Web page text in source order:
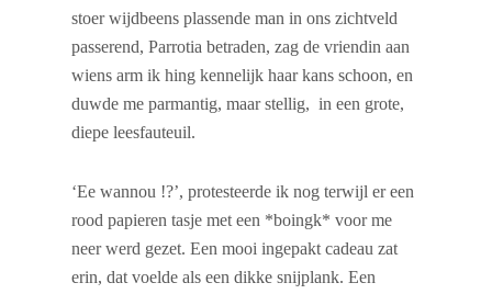
stoer wijdbeens plassende man in ons zichtveld
passerend, Parrotia betraden, zag de vriendin aan
wiens arm ik hing kennelijk haar kans schoon, en
duwde me parmantig, maar stellig, in een grote,
diepe leesfauteuil.
‘Ee wannou !?’, protesteerde ik nog terwijl er een
rood papieren tasje met een *boingk* voor me
neer werd gezet. Een mooi ingepakt cadeau zat
erin, dat voelde als een dikke snijplank. Een